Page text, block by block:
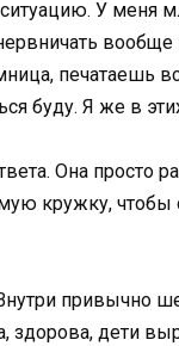
У меня
вообще
печатаешь
буду. Я же в
Она просто
кружку, чтобы
привычно
здорова, дети